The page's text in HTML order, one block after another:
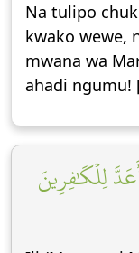
Na tulipo
kwako wewe,
mwana wa
ahadi ngumu!
لِلۡكَٰفِرِينَ